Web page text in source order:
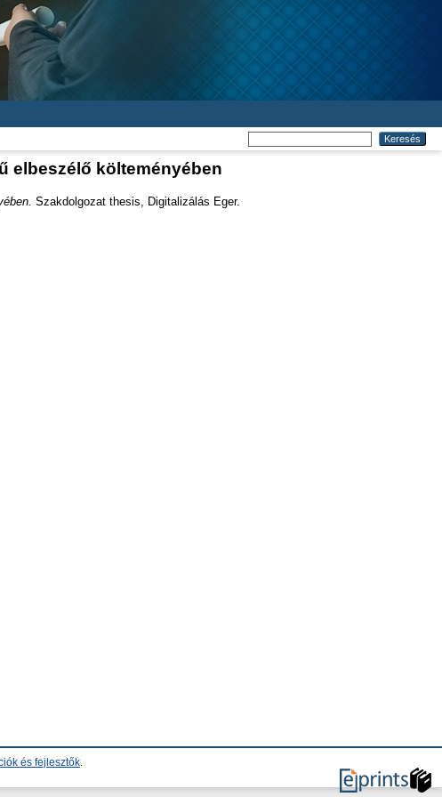
elbeszélő költeményében
Szakdolgozat thesis, Digitalizálás Eger.
és fejlesztők